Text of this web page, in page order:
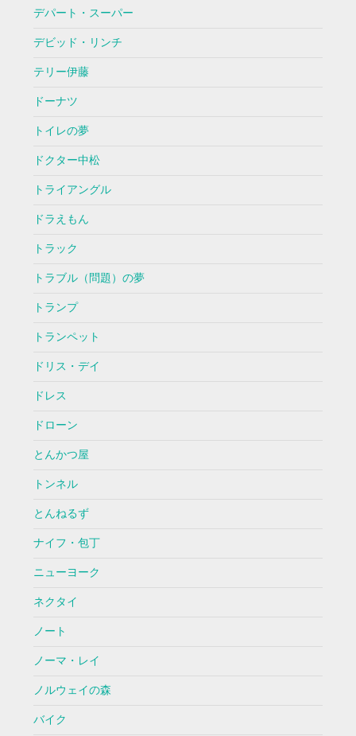
デパート・スーパー
デビッド・リンチ
テリー伊藤
ドーナツ
トイレの夢
ドクター中松
トライアングル
ドラえもん
トラック
トラブル（問題）の夢
トランプ
トランペット
ドリス・デイ
ドレス
ドローン
とんかつ屋
トンネル
とんねるず
ナイフ・包丁
ニューヨーク
ネクタイ
ノート
ノーマ・レイ
ノルウェイの森
バイク